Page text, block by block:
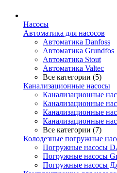
Насосы
Автоматика для насосов
Автоматика Danfoss
Автоматика Grundfos
Автоматика Stout
Автоматика Valtec
Все категории (5)
Канализационные насосы
Канализационные
Канализационные
Канализационные
Канализационные
Все категории (7)
Колодезные погружные
Погружные насосы
Погружные насосы
Погружные насосы